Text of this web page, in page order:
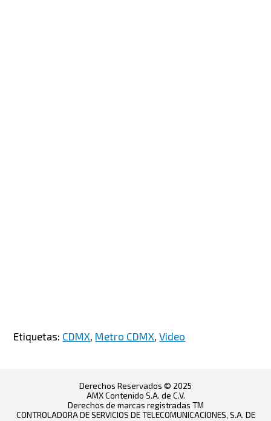
Etiquetas: CDMX, Metro CDMX,Video
Derechos Reservados © 2025
AMX Contenido S.A. de C.V.
Derechos de marcas registradas TM
CONTROLADORA DE SERVICIOS DE TELECOMUNICACIONES, S.A. DE